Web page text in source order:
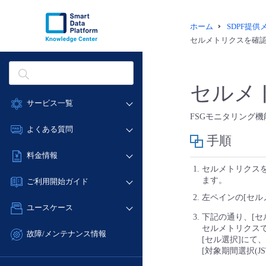
サービス一覧
データ利活用
ネットワーク
IoT
サポート
管理機能
よくある質問
データ利活用
ネットワーク
IoT
サポート
管理機能
料金情報
料金シミュレーター
クラウド/サーバー
ネットワーク
ご利用開始ガイド
■ 管理機能
ユースケース
- バックアップ
故障/メンテナンス情報
サービス稼働状況
ホーム
SDPF提供
セルメトリクスを確
セルメ
FSGモニタリング
手順
セルメトリクス
ます。
左ペインの[セル
下記の通り、[セ
セルメトリクス
[セル選択]にて
[対象期間選択